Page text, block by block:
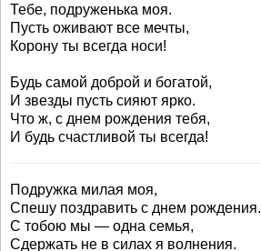
Тебе, подруженька моя.
Пусть оживают все мечты,
Корону ты всегда носи!
Будь самой доброй и богатой,
И звезды пусть сияют ярко.
Что ж, с днем рождения тебя,
И будь счастливой ты всегда!
Подружка милая моя,
Спешу поздравить с днем рождения.
С тобою мы — одна семья,
Сдержать не в силах я волнения.